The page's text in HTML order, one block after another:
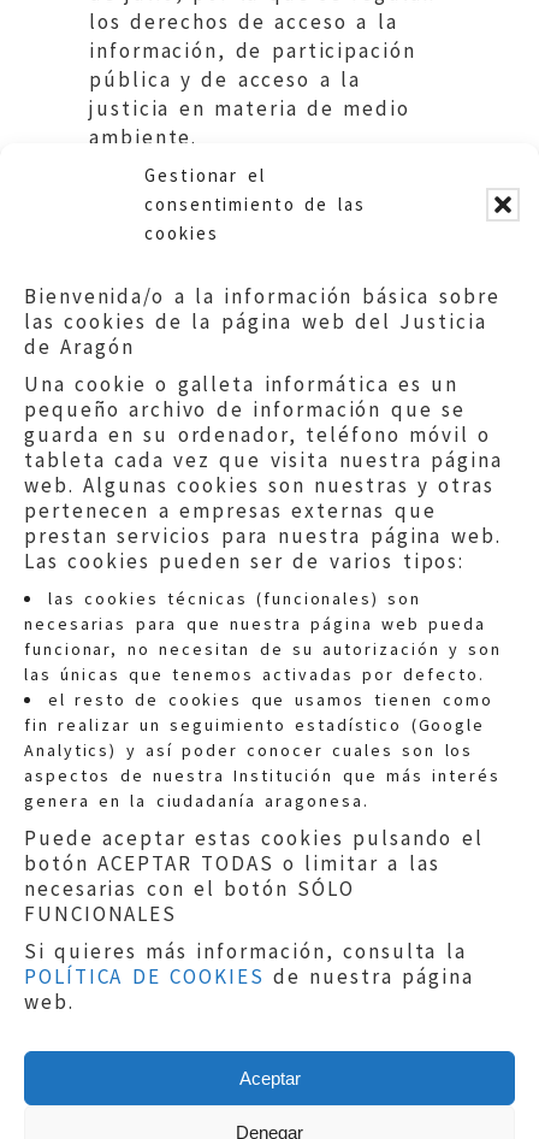
Gestionar el
consentimiento de las
cookies
Bienvenida/o a la información básica sobre
las cookies de la página web del Justicia
de Aragón
Una cookie o galleta informática es un
pequeño archivo de información que se
guarda en su ordenador, teléfono móvil o
tableta cada vez que visita nuestra página
web. Algunas cookies son nuestras y otras
pertenecen a empresas externas que
prestan servicios para nuestra página web.
Las cookies pueden ser de varios tipos:
las cookies técnicas (funcionales) son
necesarias para que nuestra página web pueda
funcionar, no necesitan de su autorización y son
las únicas que tenemos activadas por defecto.
el resto de cookies que usamos tienen como
fin realizar un seguimiento estadístico (Google
Analytics) y así poder conocer cuales son los
aspectos de nuestra Institución que más interés
genera en la ciudadanía aragonesa.
Puede aceptar estas cookies pulsando el
botón ACEPTAR TODAS o limitar a las
necesarias con el botón SÓLO
FUNCIONALES
Si quieres más información, consulta la
POLÍTICA DE COOKIES de nuestra página
web.
Aceptar
Denegar
los derechos de acceso a la
información, de participación
pública y de acceso a la
justicia en materia de medio
ambiente.
Quejas:quejas@eljusticiadearagon.es
Información general:
informacion@eljusticiadearagon.es
Teléfonos:900 210 210/
Aviso legal|Política de privacidad|
Protección de Datos
Política de cookies
Copyright © 2019El Justicia de Aragón|